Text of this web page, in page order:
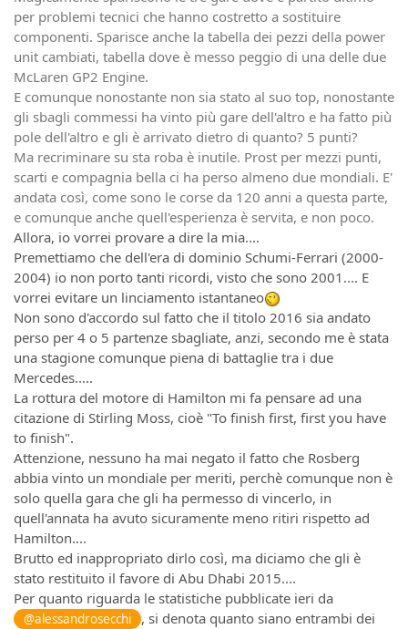
per problemi tecnici che hanno costretto a sostituire
componenti. Sparisce anche la tabella dei pezzi della power
unit cambiati, tabella dove è messo peggio di una delle due
McLaren GP2 Engine.
E comunque nonostante non sia stato al suo top, nonostante
gli sbagli commessi ha vinto più gare dell'altro e ha fatto più
pole dell'altro e gli è arrivato dietro di quanto? 5 punti?
Ma recriminare su sta roba è inutile. Prost per mezzi punti,
scarti e compagnia bella ci ha perso almeno due mondiali. E'
andata così, come sono le corse da 120 anni a questa parte,
e comunque anche quell'esperienza è servita, e non poco.
Allora, io vorrei provare a dire la mia....
Premettiamo che dell'era di dominio Schumi-Ferrari (2000-
2004) io non porto tanti ricordi, visto che sono 2001.... E
vorrei evitare un linciamento istantaneo
Non sono d'accordo sul fatto che il titolo 2016 sia andato
perso per 4 o 5 partenze sbagliate, anzi, secondo me è stata
una stagione comunque piena di battaglie tra i due
Mercedes.....
La rottura del motore di Hamilton mi fa pensare ad una
citazione di Stirling Moss, cioè "To finish first, first you have
to finish".
Attenzione, nessuno ha mai negato il fatto che Rosberg
abbia vinto un mondiale per meriti, perchè comunque non è
solo quella gara che gli ha permesso di vincerlo, in
quell'annata ha avuto sicuramente meno ritiri rispetto ad
Hamilton....
Brutto ed inappropriato dirlo così, ma diciamo che gli è
stato restituito il favore di Abu Dhabi 2015....
Per quanto riguarda le statistiche pubblicate ieri da
@alessandrosecchi , si denota quanto siano entrambi dei